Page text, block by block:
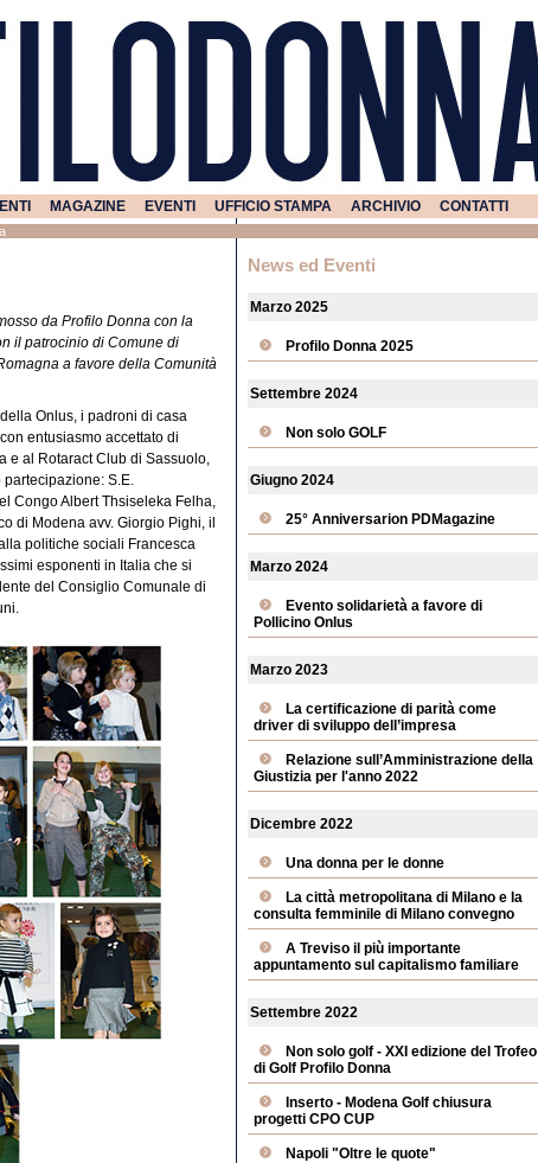
MAGAZINE EVENTI UFFICIO STAMPA ARCHIVIO CONTATTI
da Profilo Donna con la
il patrocinio di Comune di
a favore della Comunità
Onlus, i padroni di casa
entusiasmo accettato di
e al Rotaract Club di Sassuolo,
S.E.
Congo Albert Thsiseleka Felha,
di Modena avv. Giorgio Pighi, il
politiche sociali Francesca
esponenti in Italia che si
del Consiglio Comunale di
News ed Eventi
Marzo 2025
Profilo Donna 2025
Settembre 2024
Non solo GOLF
Giugno 2024
25° Anniversarion PDMagazine
Marzo 2024
Evento solidarietà a favore di
Pollicino Onlus
Marzo 2023
La certificazione di parità come
driver di sviluppo dell’impresa
Relazione sull’Amministrazione della
Giustizia per l'anno 2022
Dicembre 2022
Una donna per le donne
La città metropolitana di Milano e la
consulta femminile di Milano convegno
A Treviso il più importante
appuntamento sul capitalismo familiare
Settembre 2022
Non solo golf - XXI edizione del Trofeo
di Golf Profilo Donna
Inserto - Modena Golf chiusura
progetti CPO CUP
Napoli "Oltre le quote"